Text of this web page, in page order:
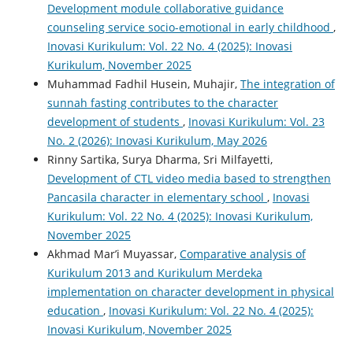
Development module collaborative guidance
counseling service socio-emotional in early childhood ,
Inovasi Kurikulum: Vol. 22 No. 4 (2025): Inovasi
Kurikulum, November 2025
Muhammad Fadhil Husein, Muhajir, The integration of
sunnah fasting contributes to the character
development of students , Inovasi Kurikulum: Vol. 23
No. 2 (2026): Inovasi Kurikulum, May 2026
Rinny Sartika, Surya Dharma, Sri Milfayetti,
Development of CTL video media based to strengthen
Pancasila character in elementary school , Inovasi
Kurikulum: Vol. 22 No. 4 (2025): Inovasi Kurikulum,
November 2025
Akhmad Mar’i Muyassar, Comparative analysis of
Kurikulum 2013 and Kurikulum Merdeka
implementation on character development in physical
education , Inovasi Kurikulum: Vol. 22 No. 4 (2025):
Inovasi Kurikulum, November 2025